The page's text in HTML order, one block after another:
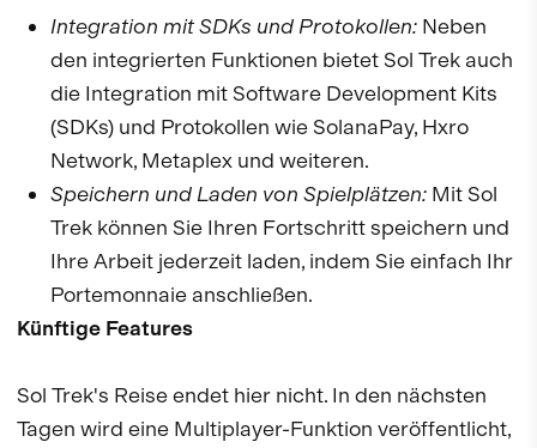
Integration mit SDKs und Protokollen: Neben
den integrierten Funktionen bietet Sol Trek auch
die Integration mit Software Development Kits
(SDKs) und Protokollen wie SolanaPay, Hxro
Network, Metaplex und weiteren.
Speichern und Laden von Spielplätzen: Mit Sol
Trek können Sie Ihren Fortschritt speichern und
Ihre Arbeit jederzeit laden, indem Sie einfach Ihr
Portemonnaie anschließen.
Künftige Features
Sol Trek's Reise endet hier nicht. In den nächsten
Tagen wird eine Multiplayer-Funktion veröffentlicht,